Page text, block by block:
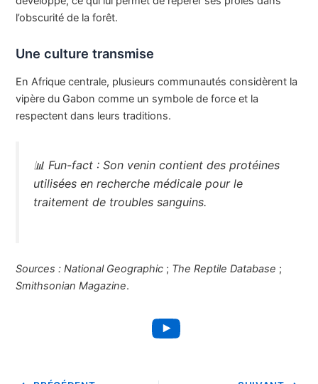
l’obscurité de la forêt.
Une culture transmise
En Afrique centrale, plusieurs communautés considèrent la
vipère du Gabon comme un symbole de force et la
respectent dans leurs traditions.
📊 Fun-fact : Son venin contient des protéines
utilisées en recherche médicale pour le
traitement de troubles sanguins.
Sources : National Geographic ; The Reptile Database ;
Smithsonian Magazine.
YouTube